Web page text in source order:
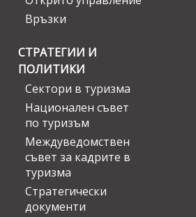
Връзки
СТРАТЕГИИ И
ПОЛИТИКИ
Сектори в туризма
Национален съвет
по туризъм
Междуведомствен
съвет за кадрите в
туризма
Стратегически
документи